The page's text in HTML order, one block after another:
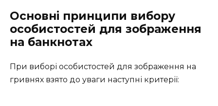
Основні принципи вибору
особистостей для зображення
на банкнотах
При виборі особистостей для зображення на
гривнях взято до уваги наступні критерії: